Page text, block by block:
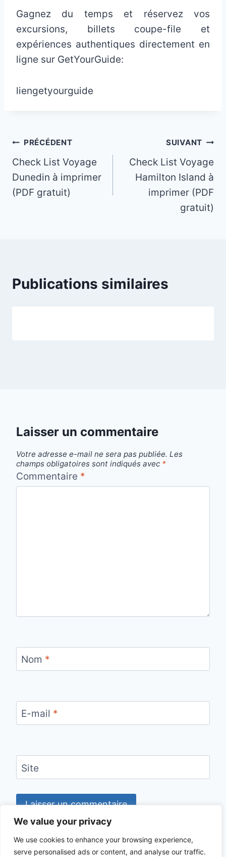
We value your privacy
We use cookies to enhance your browsing experience,
serve personalised ads or content, and analyse our traffic.
Gagnez du temps et réservez vos
excursions, billets coupe-file et
expériences authentiques directement en
ligne sur GetYourGuide:
liengetyourguide
Navigation
de
l’article
PRÉCÉDENT
Check List Voyage
Dunedin à imprimer
(PDF gratuit)
SUIVANT
Check List Voyage
Hamilton Island à
imprimer (PDF
gratuit)
Publications similaires
Laisser un commentaire
Votre adresse e-mail ne sera pas publiée. Les
champs obligatoires sont indiqués avec *
Commentaire *
Nom *
E-mail *
Site